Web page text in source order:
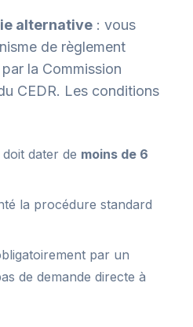
alternative : vous
de règlement
la Commission
CEDR. Les conditions
dater de moins de 6
la procédure standard
par un
de demande directe à